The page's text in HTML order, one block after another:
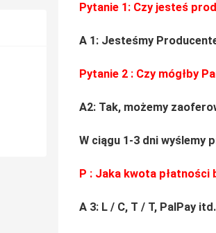
Pytanie 1: Czy jesteś
A 1: Jesteśmy
Pytanie 2 : Czy mógłby
A2: Tak, możemy
W ciągu 1-3 dni wyślemy
P : Jaka kwota płatności
A 3: L / C, T / T, PalPay itd.